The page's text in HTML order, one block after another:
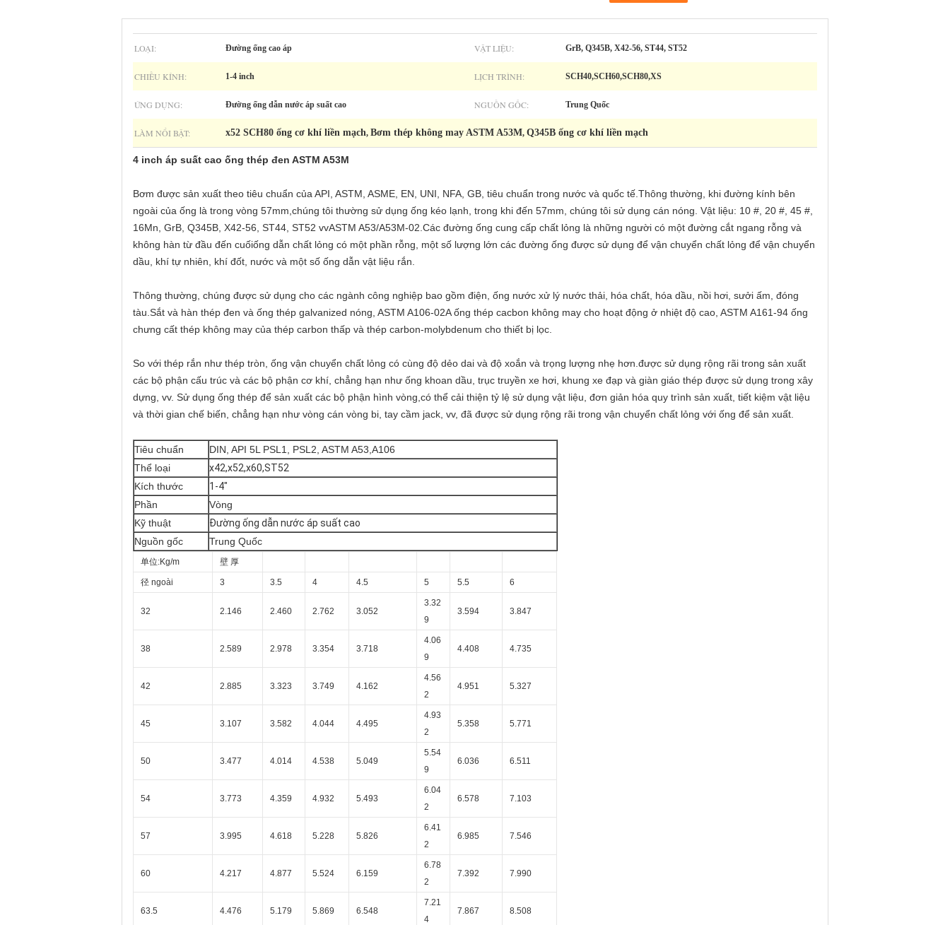
LOẠI: Đường ống cao áp VẬT LIỆU: GrB, Q345B, X42-56, ST44, ST52
CHIỀU KÍNH: 1-4 inch LỊCH TRÌNH: SCH40,SCH60,SCH80,XS
ỨNG DỤNG: Đường ống dẫn nước áp suất cao NGUỒN GỐC: Trung Quốc
LÀM NỔI BẬT: x52 SCH80 ống cơ khí liền mạch, Bơm thép không may ASTM A53M, Q345B ống cơ khí liền mạch
4 inch áp suất cao ống thép đen ASTM A53M
Bơm được sản xuất theo tiêu chuẩn của API, ASTM, ASME, EN, UNI, NFA, GB, tiêu chuẩn trong nước và quốc tế.Thông thường, khi đường kính bên
ngoài của ống là trong vòng 57mm,chúng tôi thường sử dụng ống kéo lạnh, trong khi đến 57mm, chúng tôi sử dụng cán nóng. Vật liệu: 10 #, 20 #, 45 #,
16Mn, GrB, Q345B, X42-56, ST44, ST52 vvASTM A53/A53M-02.Các đường ống cung cấp chất lỏng là những người có một đường cắt ngang rỗng và
không hàn từ đầu đến cuốiống dẫn chất lỏng có một phần rỗng, một số lượng lớn các đường ống được sử dụng để vận chuyển chất lỏng để vận chuyển
dầu, khí tự nhiên, khí đốt, nước và một số ống dẫn vật liệu rắn.
Thông thường, chúng được sử dụng cho các ngành công nghiệp bao gồm điện, ống nước xử lý nước thải, hóa chất, hóa dầu, nồi hơi, sưởi ấm, đóng
tàu.Sắt và hàn thép đen và ống thép galvanized nóng, ASTM A106-02A ống thép cacbon không may cho hoạt động ở nhiệt độ cao, ASTM A161-94 ống
chưng cất thép không may của thép carbon thấp và thép carbon-molybdenum cho thiết bị lọc.
So với thép rắn như thép tròn, ống vận chuyển chất lỏng có cùng độ dẻo dai và độ xoắn và trọng lượng nhẹ hơn.được sử dụng rộng rãi trong sản xuất
các bộ phận cấu trúc và các bộ phận cơ khí, chẳng hạn như ống khoan dầu, trục truyền xe hơi, khung xe đạp và giàn giáo thép được sử dụng trong xây
dựng, vv. Sử dụng ống thép để sản xuất các bộ phận hình vòng,có thể cải thiện tỷ lệ sử dụng vật liệu, đơn giản hóa quy trình sản xuất, tiết kiệm vật liệu
và thời gian chế biến, chẳng hạn như vòng cán vòng bi, tay cầm jack, vv, đã được sử dụng rộng rãi trong vận chuyển chất lỏng với ống để sản xuất.
Tiêu chuẩn
DIN, API 5L PSL1, PSL2, ASTM A53,A106
Thể loại
x42,x52,x60,ST52
Kích thước
1-4"
Phần
Vòng
Kỹ thuật
Đường ống dẫn nước áp suất cao
Nguồn gốc
Trung Quốc
单位:Kg/m 壁 厚
径 ngoài 3 3.5 4 4.5 5 5.5 6
32 2.146 2.460 2.762 3.052
3.32
9
3.594 3.847
38 2.589 2.978 3.354 3.718
4.06
9
4.408 4.735
42 2.885 3.323 3.749 4.162
4.56
2
4.951 5.327
45 3.107 3.582 4.044 4.495
4.93
2
5.358 5.771
50 3.477 4.014 4.538 5.049
5.54
9
6.036 6.511
54 3.773 4.359 4.932 5.493
6.04
2
6.578 7.103
57 3.995 4.618 5.228 5.826
6.41
2
6.985 7.546
60 4.217 4.877 5.524 6.159
6.78
2
7.392 7.990
63.5 4.476 5.179 5.869 6.548
7.21
4
7.867 8.508